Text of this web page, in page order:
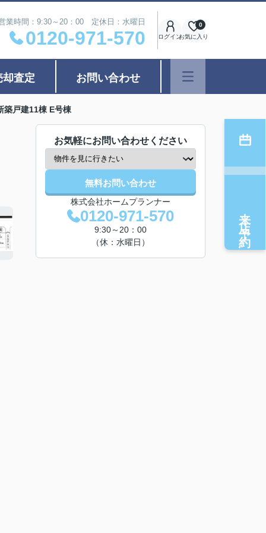
業時間：9:30～20：00 定休日：水曜日
0120-971-570 ログインお気に入り
0
却査定 お問い合わせ
戸建11棟 E号棟
お気軽にお問い合わせください
無料お問い合わせ
株式会社ホームプランナー
0120-971-570
9:30～20：00
（休：水曜日）
来店予約